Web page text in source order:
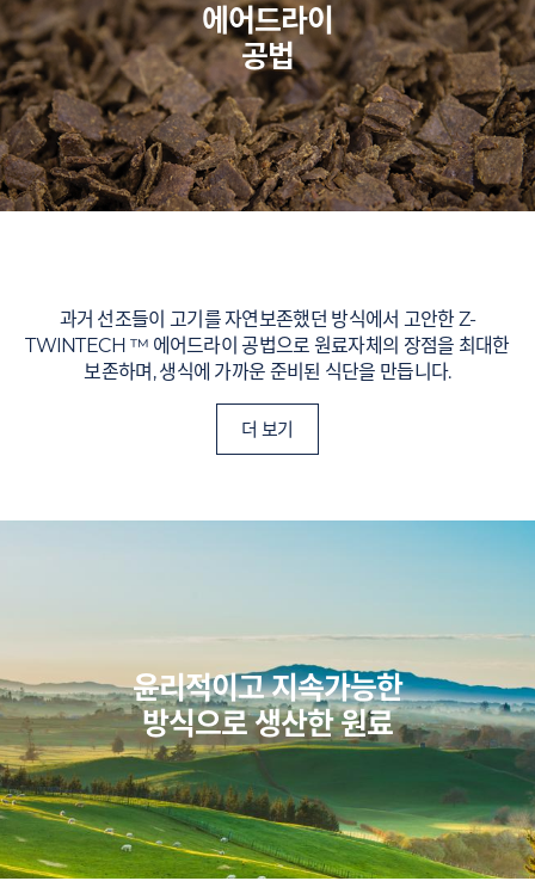
에어드라이
공법
과거 선조들이 고기를 자연보존했던 방식에서 고안한 Z-
TWINTECH ™ 에어드라이 공법으로 원료자체의 장점을 최대한
보존하며, 생식에 가까운 준비된 식단을 만듭니다.
더 보기
윤리적이고 지속가능한
방식으로 생산한 원료